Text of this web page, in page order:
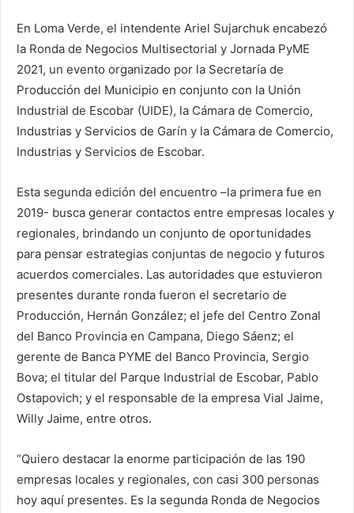
En Loma Verde, el intendente Ariel Sujarchuk encabezó
la Ronda de Negocios Multisectorial y Jornada PyME
2021, un evento organizado por la Secretaría de
Producción del Municipio en conjunto con la Unión
Industrial de Escobar (UIDE), la Cámara de Comercio,
Industrias y Servicios de Garín y la Cámara de Comercio,
Industrias y Servicios de Escobar.
Esta segunda edición del encuentro –la primera fue en
2019- busca generar contactos entre empresas locales y
regionales, brindando un conjunto de oportunidades
para pensar estrategias conjuntas de negocio y futuros
acuerdos comerciales. Las autoridades que estuvieron
presentes durante ronda fueron el secretario de
Producción, Hernán González; el jefe del Centro Zonal
del Banco Provincia en Campana, Diego Sáenz; el
gerente de Banca PYME del Banco Provincia, Sergio
Bova; el titular del Parque Industrial de Escobar, Pablo
Ostapovich; y el responsable de la empresa Vial Jaime,
Willy Jaime, entre otros.
“Quiero destacar la enorme participación de las 190
empresas locales y regionales, con casi 300 personas
hoy aquí presentes. Es la segunda Ronda de Negocios